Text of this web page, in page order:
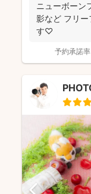
ニューボーン
影など フリー
す♡
予約承諾率